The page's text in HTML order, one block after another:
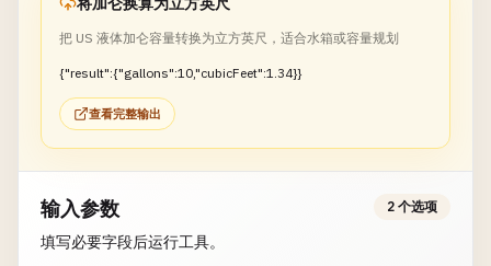
把 US 液体加仑容量转换为立方英尺，适合水箱或容量规划
{"result":{"gallons":10,"cubicFeet":1.34}}
查看完整输出
输入参数
填写必要字段后运行工具。
2 个选项